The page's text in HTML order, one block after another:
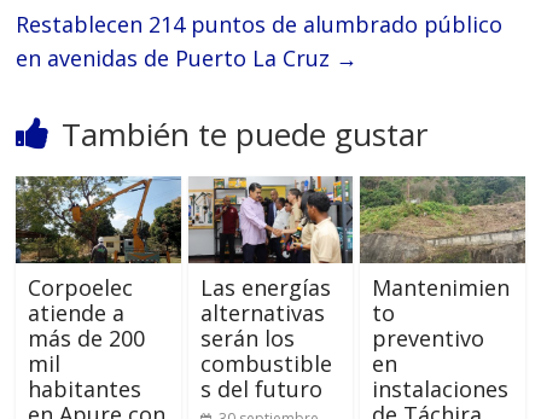
Restablecen 214 puntos de alumbrado público
en avenidas de Puerto La Cruz →
También te puede gustar
Corpoelec
atiende a
más de 200
mil
habitantes
Las energías
alternativas
serán los
combustible
s del futuro
Mantenimien
to
preventivo
en
instalaciones